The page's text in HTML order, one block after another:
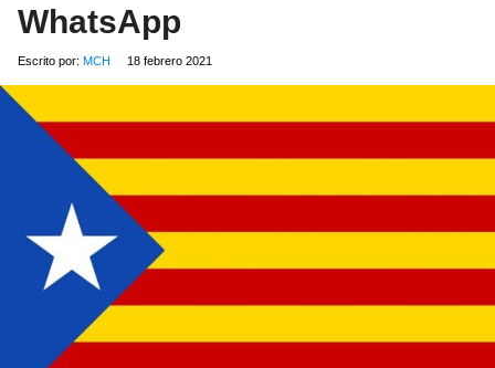
WhatsApp
Escrito por: MCH 18 febrero 2021